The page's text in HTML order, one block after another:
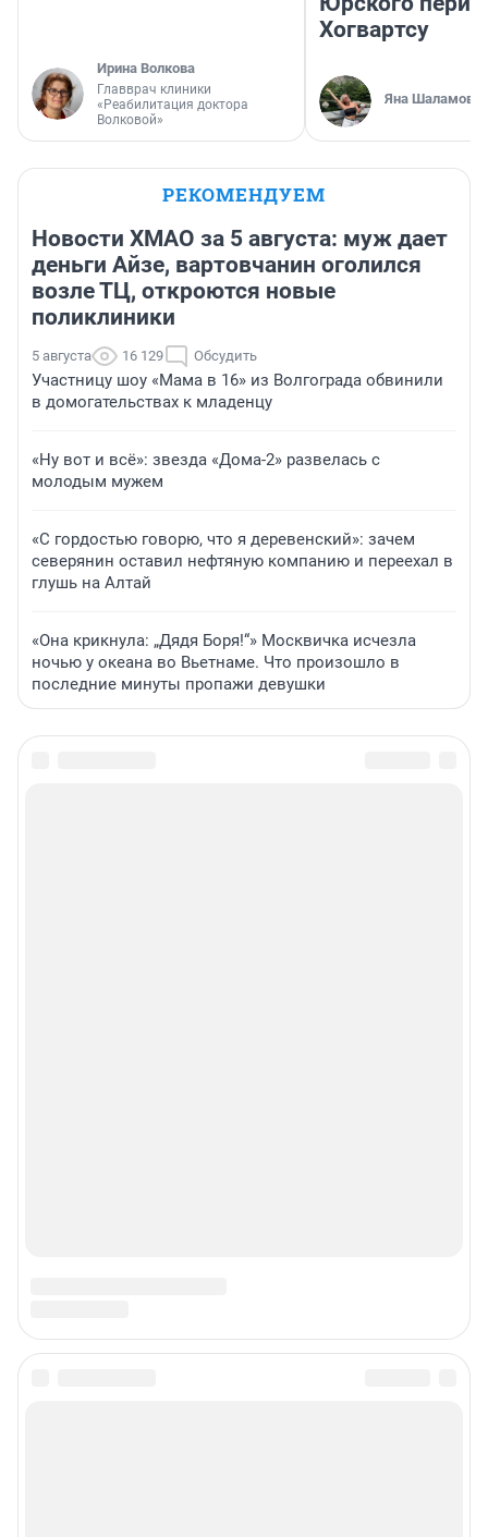
Ирина Волкова
Главврач клиники
«Реабилитация доктора
Волковой»
Хогвартсу
Яна Шаламова
РЕКОМЕНДУЕМ
Новости ХМАО за 5 августа: муж дает
деньги Айзе, вартовчанин оголился
возле ТЦ, откроются новые
поликлиники
5 августа 16 129 Обсудить
Участницу шоу «Мама в 16» из Волгограда обвинили
в домогательствах к младенцу
«Ну вот и всё»: звезда «Дома-2» развелась с
молодым мужем
«С гордостью говорю, что я деревенский»: зачем
северянин оставил нефтяную компанию и переехал в
глушь на Алтай
«Она крикнула: „Дядя Боря!“» Москвичка исчезла
ночью у океана во Вьетнаме. Что произошло в
последние минуты пропажи девушки